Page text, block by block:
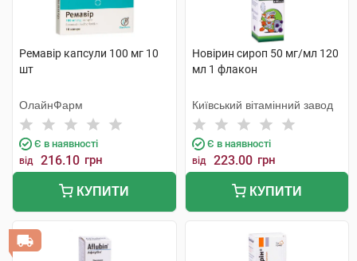
Ремавір капсули 100 мг 10
шт
ОлайнФарм
Є в наявності
від 216.10 грн
КУПИТИ
Новірин сироп 50 мг/мл 120
мл 1 флакон
Київський вітамінний завод
Є в наявності
від 223.00 грн
КУПИТИ